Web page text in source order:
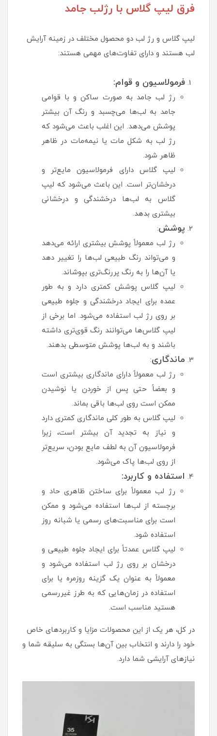
فرق لیپ گلاس با رژلب جامد
لیپ گلاس و رژ لب دو محصول مختلف در زمینه آرایش
لب هستند و دارای تفاوت‌های مهمی هستند:
فرمولاسیون و قوام:
رژ لب جامد به صورت ساکن و با قوامی
جامد به لب‌ها می‌چسبد و رنگ آن بیشتر
پوشش می‌دهد. این اغلب باعث می‌شود که
رژ لب به شکل مات یا نیمه‌مات در ظاهر
ظاهر شود.
لیپ گلاس دارای فرمولاسیون مایع‌تر و
درخشان‌تر است. این باعث می‌شود که لیپ
گلاس به لب‌ها درخشندگی و درخشانی
بیشتری بدهد.
پوشش:
رژ لب معمولاً پوشش بیشتری ارائه می‌دهد
و می‌تواند رنگ طبیعی لب‌ها را تغییر دهد
یا آن‌ها را به رنگ پررنگ‌تری بپوشاند.
لیپ گلاس پوشش کمتری دارد و به طور
عمده برای ایجاد درخشندگی و جلوه طبیعی
بر روی رژ لب استفاده می‌شود. اما برخی از
لیپ گلاس‌ها می‌توانند رنگ قوی‌تری داشته
باشند و به لب‌ها پوشش متوسطی بدهند.
ماندگاری:
رژ لب معمولاً دارای ماندگاری بیشتری است
و بعضاً حتی پس از خوردن یا نوشیدن
ممکن است روی لب‌ها باقی بماند.
لیپ گلاس به طور کلی ماندگاری کمتری دارد
و نیاز به تجدید آن بیشتر است، زیرا
فرمولاسیون آن به لطف مایع بودن، سریع‌تر
از روی لب‌ها پاک می‌شود.
استفاده و کاربرد:
رژ لب معمولاً برای ساختن ظاهری حاد و
برجسته از لب‌ها استفاده می‌شود و ممکن
است برای مناسبت‌های رسمی یا شبانه روز
استفاده شود.
لیپ گلاس عمدتاً برای ایجاد جلوه طبیعی و
درخشان بر روی رژ لب استفاده می‌شود و
معمولاً به عنوان یک گزینه روزمره یا برای
استفاده در زمان‌هایی که به طرز غیررسمی
هستید مناسب است.
در کل، هر یک از این محصولات مزایا و کاربردهای خاص
خود را دارند و انتخاب بین آن‌ها بستگی به سلیقه شما و
نیازهای آرایشی شما دارد.